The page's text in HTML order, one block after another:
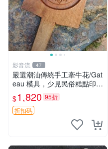
影音流 47
嚴選潮汕傳統手工牽牛花/Gat
eau 模具，少見民俗糕點印板
老月糕粿印專業模具，牽牛花
精美圖案收藏品
$1,820 95折
折扣碼